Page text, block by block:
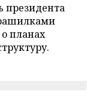
президента
о планах